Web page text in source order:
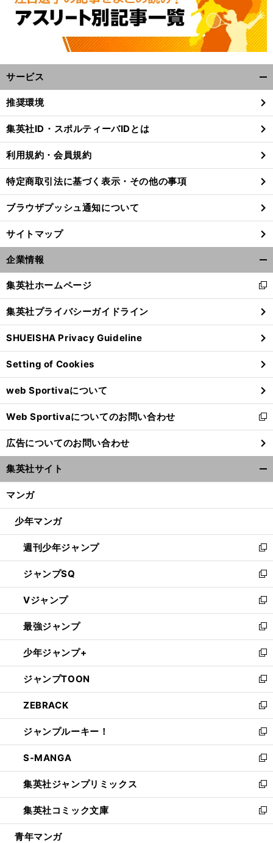
サービス
閉
る
推奨環境
集英社ID・スポルティーバIDとは
利用規約・会員規約
特定商取引法に基づく表示・その他の事項
ブラウザプッシュ通知について
サイトマップ
企業情報
閉
る
集英社ホームページ
新
し
い
ウ
ィ
ン
ド
ウ
で
開
く
集英社プライバシーガイドライン
SHUEISHA Privacy Guideline
Setting of Cookies
web Sportivaについて
Web Sportivaについてのお問い合わせ
新
し
い
ウ
ィ
ン
ウ
開
く
広告についてのお問い合わせ
集英社サイト
マンガ
少年マンガ
週刊少年ジャンプ
新
し
い
ウ
ィ
ン
ド
ウ
で
開
く
ジャンプSQ
新
し
い
ウ
ィ
ン
ド
ウ
で
開
く
Vジャンプ
新
し
い
ウ
ィ
ン
ド
ウ
で
開
く
最強ジャンプ
新
し
い
ウ
ィ
ン
ド
ウ
で
開
く
少年ジャンプ+
新
し
い
ウ
ィ
ン
ド
ウ
で
開
く
ジャンプTOON
新
し
い
ウ
ィ
ン
ド
ウ
で
開
く
ZEBRACK
新
し
い
ウ
ィ
ン
ド
ウ
で
開
ジャンプルーキー！
新
し
い
ウ
ィ
ン
ド
ウ
S-MANGA
新
し
い
ウ
ィ
ン
集英社ジャンプリミックス
新
し
い
ウ
集英社コミック文庫
新
し
青年マンガ